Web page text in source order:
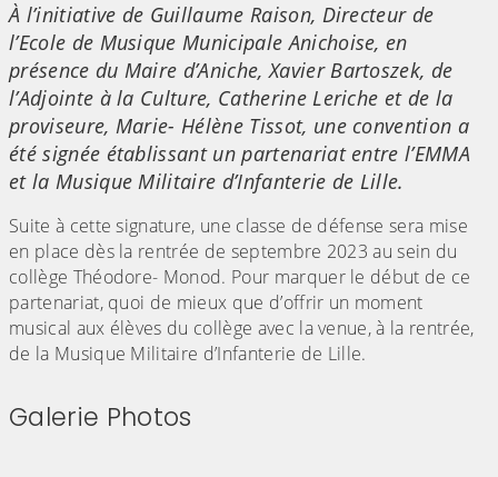
À l’initiative de Guillaume Raison, Directeur de
l’Ecole de Musique Municipale Anichoise, en
présence du Maire d’Aniche, Xavier Bartoszek, de
l’Adjointe à la Culture, Catherine Leriche et de la
proviseure, Marie- Hélène Tissot, une convention a
été signée établissant un partenariat entre l’EMMA
et la Musique Militaire d’Infanterie de Lille.
Suite à cette signature, une classe de défense sera mise
en place dès la rentrée de septembre 2023 au sein du
collège Théodore- Monod. Pour marquer le début de ce
partenariat, quoi de mieux que d’offrir un moment
musical aux élèves du collège avec la venue, à la rentrée,
de la Musique Militaire d’Infanterie de Lille.
Galerie Photos